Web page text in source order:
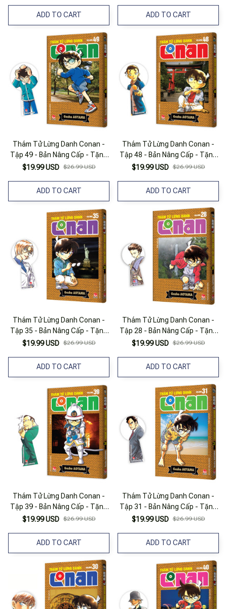
ADD TO CART ADD TO CART
Thám Tử Lừng Danh Conan -
Tập 49 - Bản Nâng Cấp - Tặng
Kèm Bookmark
$19.99 USD $26.99 USD
ADD TO CART
Thám Tử Lừng Danh Conan -
Tập 48 - Bản Nâng Cấp - Tặng
Kèm Bookmark
$19.99 USD $26.99 USD
ADD TO CART
Thám Tử Lừng Danh Conan -
Tập 35 - Bản Nâng Cấp - Tặng
Kèm Bookmark
$19.99 USD $26.99 USD
ADD TO CART
Thám Tử Lừng Danh Conan -
Tập 28 - Bản Nâng Cấp - Tặng
Kèm Bookmark
$19.99 USD $26.99 USD
ADD TO CART
Thám Tử Lừng Danh Conan -
Tập 39 - Bản Nâng Cấp - Tặng
Kèm Bookmark
$19.99 USD $26.99 USD
ADD TO CART
Thám Tử Lừng Danh Conan -
Tập 31 - Bản Nâng Cấp - Tặng
Kèm Bookmark
$19.99 USD $26.99 USD
ADD TO CART